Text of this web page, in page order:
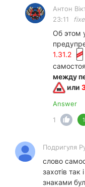
Антон
23:11
Об этом
1.31.2
между
или
Answer
1
1
Подригуля
слово
захотів так
знаками